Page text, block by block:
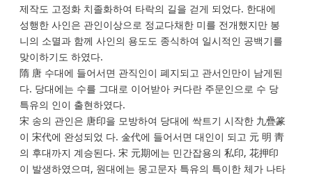
제작도 고정화 치졸화하여 타락의 길을 걷게 되었다. 한대에
성행한 사인은 관인이상으로 정교다채한 미를 전개했지만 봉
니의 소멸과 함께 사인의 용도도 종식하여 일시적인 공백기를
맞이하기도 하였다.
隋 唐 수대에 들어서면 관직인이 폐지되고 관서인만이 남게된
다. 당대에는 수를 그대로 이어받아 커다란 주문인으로 수 당
특유의 인이 출현하였다.
宋 송의 관인은 唐印을 모방하여 당대에 싹트기 시작한 九疊篆
이 宋代에 완성되었 다. 金代에 들어서면 대인이 되고 元 明 靑
의 후대까지 계승된다. 宋 元期에는 민간잡용의 私印, 花押印
이 발생하였으며, 원대에는 몽고문자 특유의 특이한 체가 나타